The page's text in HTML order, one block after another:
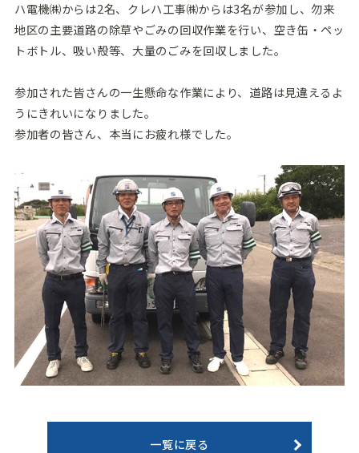
ハ電機㈱からは2名、クレハ工事㈱からは3名が参加し、勿来
地区の主要道路の除草やごみの回収作業を行い、空き缶・ペッ
トボトル、吸い殻等、大量のごみを回収しました。
参加された皆さんの一生懸命な作業により、道路は見違えるよ
うにきれいになりました。
参加者の皆さん、本当にお疲れ様でした。
一覧に戻る